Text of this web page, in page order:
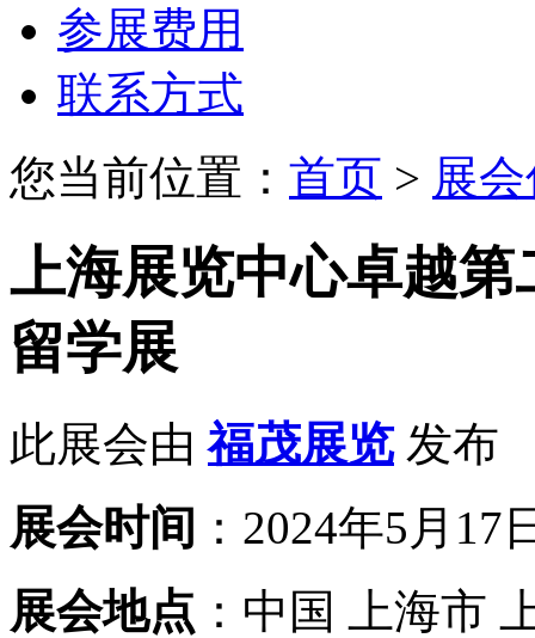
参展费用
联系方式
您当前位置： 首页 > 展
上海展览中心卓越
留学展
此展会由福茂展览发布
展会时间 ：2024年5月17
展会地点 ：中国 上海市